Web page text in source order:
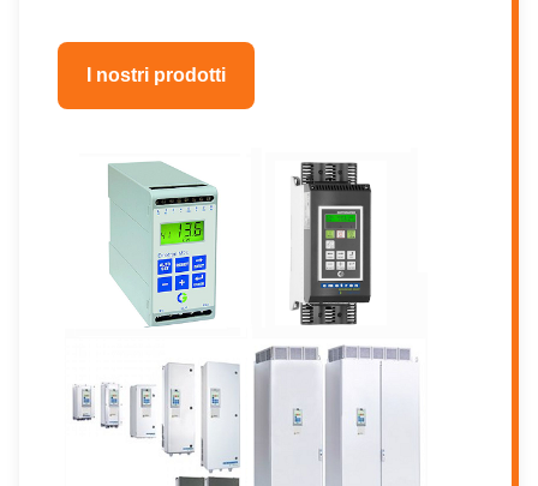
I nostri prodotti